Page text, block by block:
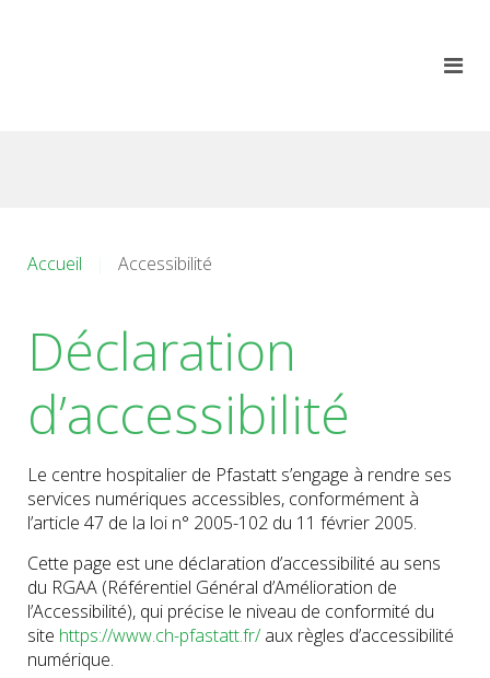
Accueil Accessibilité
Déclaration
d’accessibilité
Le centre hospitalier de Pfastatt s’engage à rendre ses
services numériques accessibles, conformément à
l’article 47 de la loi n° 2005-102 du 11 février 2005.
Cette page est une déclaration d’accessibilité au sens
du RGAA (Référentiel Général d’Amélioration de
l’Accessibilité), qui précise le niveau de conformité du
site https://www.ch-pfastatt.fr/aux règles d’accessibilité
numérique.